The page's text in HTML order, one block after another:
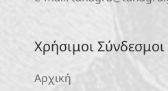
Χρήσιμοι Σύνδεσμοι
Αρχική